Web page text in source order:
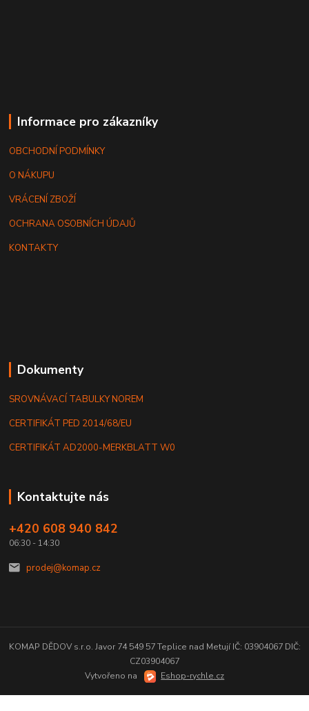
Informace pro zákazníky
OBCHODNÍ PODMÍNKY
O NÁKUPU
VRÁCENÍ ZBOŽÍ
OCHRANA OSOBNÍCH ÚDAJŮ
KONTAKTY
Dokumenty
SROVNÁVACÍ TABULKY NOREM
CERTIFIKÁT PED 2014/68/EU
CERTIFIKÁT AD2000-MERKBLATT W0
Kontaktujte nás
+420 608 940 842
06:30 - 14:30
prodej@komap.cz
KOMAP DĚDOV s.r.o. Javor 74 549 57 Teplice nad Metují IČ: 03904067 DIČ:
CZ03904067
Vytvořeno na
Eshop-rychle.cz